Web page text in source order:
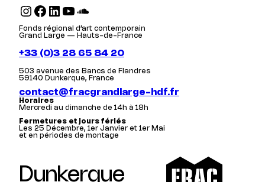
Instagram Facebook LinkedIn YouTube SoundCloud
Fonds régional d’art contemporain
Grand Large — Hauts-de-France
+33 (0)3 28 65 84 20
503 avenue des Bancs de Flandres
59140 Dunkerque, France
contact@fracgrandlarge-hdf.fr
Horaires
Mercredi au dimanche de 14h à 18h
Fermetures et jours fériés
Les 25 Décembre, 1er Janvier et 1er Mai
et en périodes de montage
Dunkerque